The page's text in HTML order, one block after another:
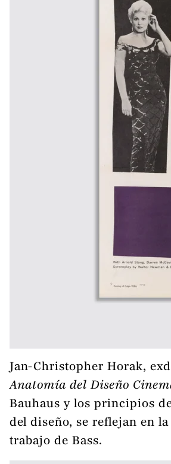
Jan-Christopher Horak,
Anatomía del Diseño
Bauhaus y los principios
del diseño, se reflejan en
trabajo de Bass.